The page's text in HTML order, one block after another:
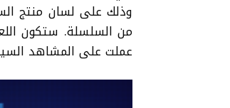
عملت على المشاهد